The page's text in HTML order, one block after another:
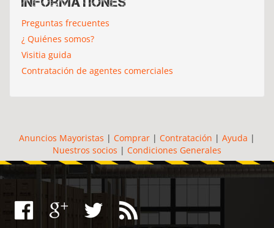
Preguntas frecuentes
¿ Quiénes somos?
Visitia guida
Contratación de agentes comerciales
Anuncios Mayoristas | Comprar | Contratación | Ayuda |
Nuestros socios | Condiciones Generales